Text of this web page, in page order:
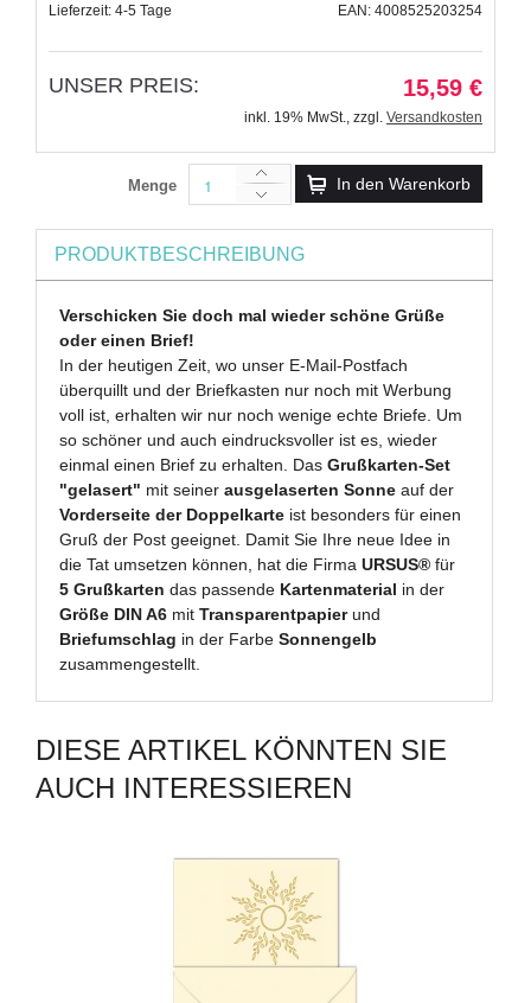
Lieferzeit: 4-5 Tage
EAN: 4008525203254
UNSER PREIS: 15,59 €
inkl. 19% MwSt., zzgl. Versandkosten
Menge In den Warenkorb
PRODUKTBESCHREIBUNG
Verschicken Sie doch mal wieder schöne Grüße
oder einen Brief!
In der heutigen Zeit, wo unser E-Mail-Postfach
überquillt und der Briefkasten nur noch mit Werbung
voll ist, erhalten wir nur noch wenige echte Briefe. Um
so schöner und auch eindrucksvoller ist es, wieder
einmal einen Brief zu erhalten. DasGrußkarten-Set
"gelasert" mit seinerausgelaserten Sonne auf der
Vorderseite der Doppelkarte ist besonders für einen
Gruß der Post geeignet. Damit Sie Ihre neue Idee in
die Tat umsetzen können, hat die FirmaURSUS® für
5 Grußkarten das passende Kartenmaterial in der
Größe DIN A6 mitTransparentpapierund
Briefumschlag in der FarbeSonnengelb
zusammengestellt.
DIESE ARTIKEL KÖNNTEN SIE
AUCH INTERESSIEREN